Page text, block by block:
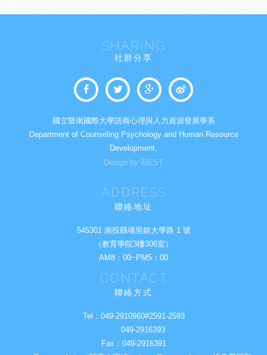
SHARING
社群分享
國立暨南國際大學諮商心理與人力資源發展學系
Department of Counseling Psychology and Human Resource
Development,
Design by iBEST
ADDRESS
聯絡地址
545301 南投縣埔里鎮大學路 1 號
（教育學院3樓306室）
AM8：00~PM5：00
CONTACT
聯絡方式
Tel： 049-2910960#2591-2593
049-2916393
Fax： 049-2916391